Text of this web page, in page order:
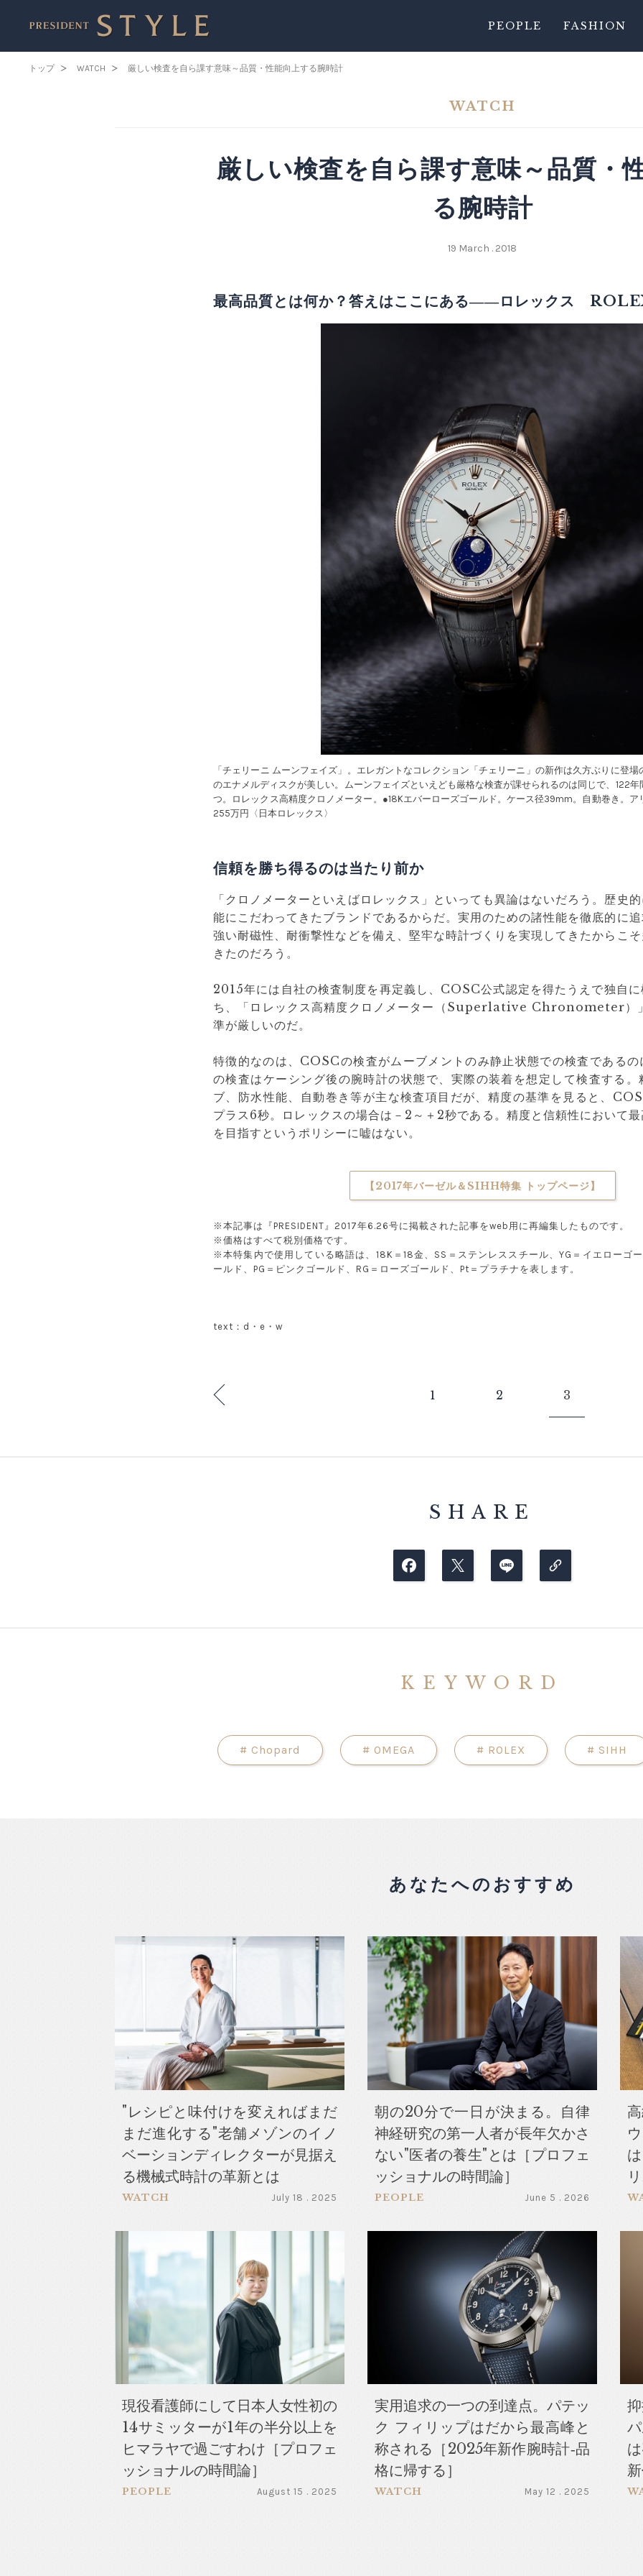
PEOPLE FASHION
トップ WATCH 厳しい検査を自ら課す意味～品質・性能向上する腕時計
WATCH
厳しい検査を自ら課す意味～品質・
る腕時計
19 March . 2018
最高品質とは何か？答えはここにある――ロレックス
「チェリーニ ムーンフェイズ」。エレガントなコレクション「チェリーニ」の新作は久方ぶりに登
のエナメルディスクが美しい。ムーンフェイズといえども厳格な検査が課せられるのは同じで、122
つ。ロレックス高精度クロノメーター。●18Kエバーローズゴールド。ケース径39mm。自動巻き。ア
255万円〈日本ロレックス〉
信頼を勝ち得るのは当たり前か
「クロノメーターといえばロレックス」といっても異論はないだろう。歴史
能にこだわってきたブランドであるからだ。実用のための諸性能を徹底的に
強い耐磁性、耐衝撃性などを備え、堅牢な時計づくりを実現してきたからこ
きたのだろう。
2015年には自社の検査制度を再定義し、COSC公式認定を得たうえで独自
ち、「ロレックス高精度クロノメーター（Superlative Chronometer）
準が厳しいのだ。
特徴的なのは、COSCの検査がムーブメントのみ静止状態での検査である
の検査はケーシング後の腕時計の状態で、実際の装着を想定して検査する
ブ、防水性能、自動巻き等が主な検査項目だが、精度の基準を見ると、
プラス6秒。ロレックスの場合は－2～＋2秒である。精度と信頼性において
を目指すというポリシーに嘘はない。
【2017年バーゼル＆SIHH特集 トップページ】
※本記事は『PRESIDENT』2017年6.26号に掲載された記事をweb用に再編集したものです。
※価格はすべて税別価格です。
※本特集内で使用している略語は、18K＝18金、SS＝ステンレススチール、YG＝イエローゴ
ールド、PG＝ピンクゴールド、RG＝ローズゴールド、Pt＝プラチナを表します。
text：d・e・w
1 2 3
SHARE
KEYWORD
# Chopard # OMEGA # ROLEX # SIHH
あなたへのおすすめ
"レシピと味付けを変えればまだ
まだ進化する"老舗メゾンのイノ
ベーションディレクターが見据え
る機械式時計の革新とは
WATCH July 18 . 2025
朝の20分で一日が決まる。自律
神経研究の第一人者が長年欠かさ
ない"医者の養生"とは［プロフェ
ッショナルの時間論］
PEOPLE June 5 . 2026
現役看護師にして日本人女性初の
14サミッターが1年の半分以上を
ヒマラヤで過ごすわけ［プロフェ
ッショナルの時間論］
PEOPLE August 15 . 2025
実用追求の一つの到達点。パテッ
ク フィリップはだから最高峰と
称される［2025年新作腕時計‐品
格に帰する］
WATCH May 12 . 2025